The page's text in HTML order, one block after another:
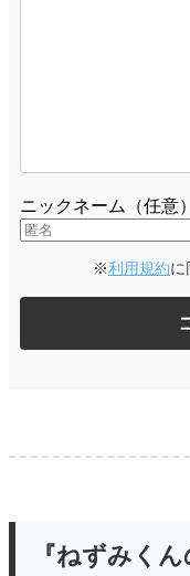
ニックネーム（任意）
※利用規約に
『ねずみく